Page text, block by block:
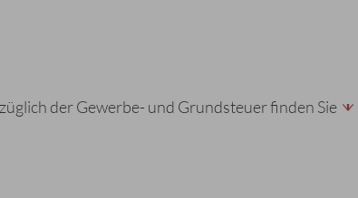
der Gewerbe- und Grundsteuer finden Sie